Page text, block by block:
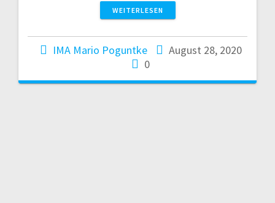
WEITERLESEN
IMA Mario Poguntke
August 28, 2020
0